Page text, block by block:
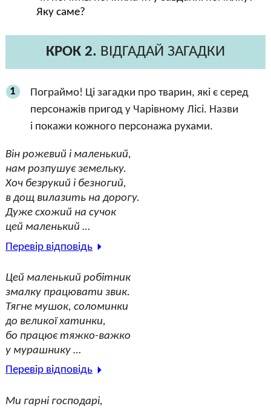
Яку саме?
КРОК 2. ВІДГАДАЙ ЗАГАДКИ
1
Пограймо! Ці загадки про тварин, які є серед
персонажів пригод у Чарівному Лісі. Назви
і покажи кожного персонажа рухами.
Він рожевий і маленький,
нам розпушує земельку.
Хоч безрукий і безногий,
в дощ вилазить на дорогу.
Дуже схожий на сучок
цей маленький …
Перевір відповідь
Цей маленький робітник
змалку працювати звик.
Тягне мушок, соломинки
до великої хатинки,
бо працює тяжко-важко
у мурашнику …
Перевір відповідь
Ми гарні господарі,